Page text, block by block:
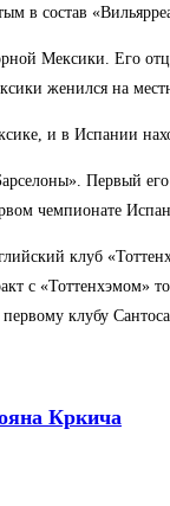
в состав
Мексики. Его
женился на
и в Испании
Первый его
чемпионате
клуб
с
клубу
Кркича